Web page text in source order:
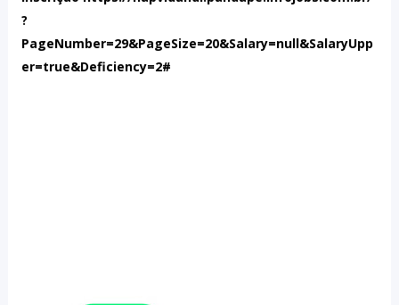
?
PageNumber=29&PageSize=20&Salary=null&SalaryUpp
er=true&Deficiency=2#